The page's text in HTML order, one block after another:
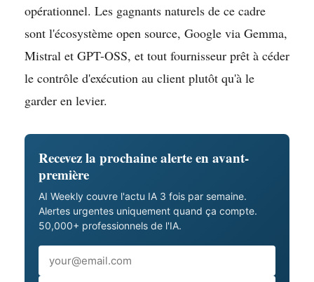
opérationnel. Les gagnants naturels de ce cadre
sont l'écosystème open source, Google via Gemma,
Mistral et GPT-OSS, et tout fournisseur prêt à céder
le contrôle d'exécution au client plutôt qu'à le
garder en levier.
Recevez la prochaine alerte en avant-
première
AI Weekly couvre l'actu IA 3 fois par semaine.
Alertes urgentes uniquement quand ça compte.
50,000+ professionnels de l'IA.